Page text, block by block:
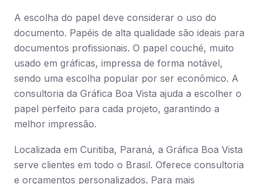
A escolha do papel deve considerar o uso do
documento. Papéis de alta qualidade são ideais para
documentos profissionais. O papel couché, muito
usado em gráficas, impressa de forma notável,
sendo uma escolha popular por ser econômico. A
consultoria da Gráfica Boa Vista ajuda a escolher o
papel perfeito para cada projeto, garantindo a
melhor impressão.
Localizada em Curitiba, Paraná, a Gráfica Boa Vista
serve clientes em todo o Brasil. Oferece consultoria
e orçamentos personalizados. Para mais